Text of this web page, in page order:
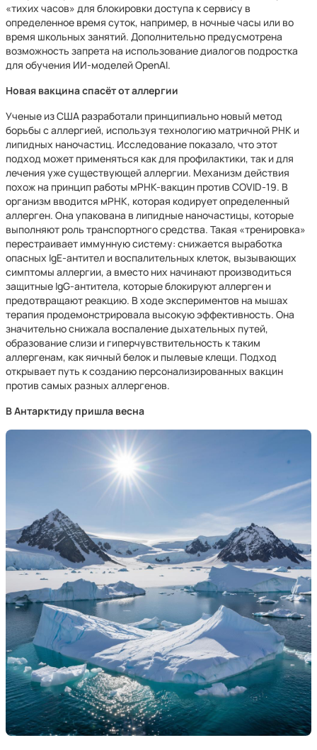
«тихих часов» для блокировки доступа к сервису в
определенное время суток, например, в ночные часы или во
время школьных занятий. Дополнительно предусмотрена
возможность запрета на использование диалогов подростка
для обучения ИИ-моделей OpenAI.
Новая вакцина спасёт от аллергии
Ученые из США разработали принципиально новый метод
борьбы с аллергией, используя технологию матричной РНК и
липидных наночастиц. Исследование показало, что этот
подход может применяться как для профилактики, так и для
лечения уже существующей аллергии. Механизм действия
похож на принцип работы мРНК-вакцин против COVID-19. В
организм вводится мРНК, которая кодирует определенный
аллерген. Она упакована в липидные наночастицы, которые
выполняют роль транспортного средства. Такая «тренировка»
перестраивает иммунную систему: снижается выработка
опасных IgE-антител и воспалительных клеток, вызывающих
симптомы аллергии, а вместо них начинают производиться
защитные IgG-антитела, которые блокируют аллерген и
предотвращают реакцию. В ходе экспериментов на мышах
терапия продемонстрировала высокую эффективность. Она
значительно снижала воспаление дыхательных путей,
образование слизи и гиперчувствительность к таким
аллергенам, как яичный белок и пылевые клещи. Подход
открывает путь к созданию персонализированных вакцин
против самых разных аллергенов.
В Антарктиду пришла весна